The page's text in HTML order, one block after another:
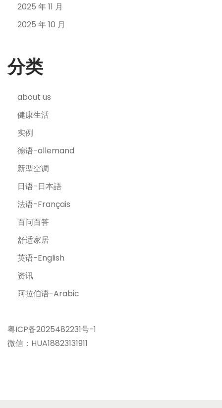
2025 年 11 月
2025 年 10 月
分类
about us
健康生活
实例
德语-allemand
新型空调
日语-日本語
法语-Français
百问百答
舒适家居
英语-English
资讯
阿拉伯语-Arabic
粤ICP备2025482231号-1
微信：HUA18823131911